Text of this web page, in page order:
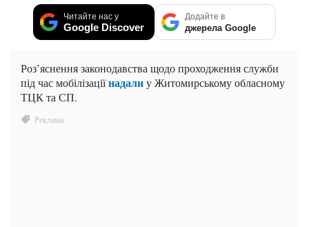
Читайте нас у
Google Discover
Додайте в
джерела Google
Роз’яснення законодавства щодо проходження служби
під час мобілізаціїнадалиу Житомирському обласному
ТЦК та СП.